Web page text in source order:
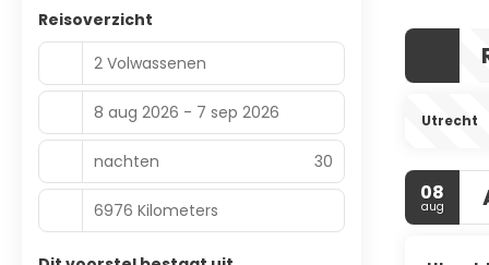
Utrecht
08
aug
Reisoverzicht
2 Volwassenen
8 aug 2026 - 7 sep 2026
nachten 30
6976 Kilometers